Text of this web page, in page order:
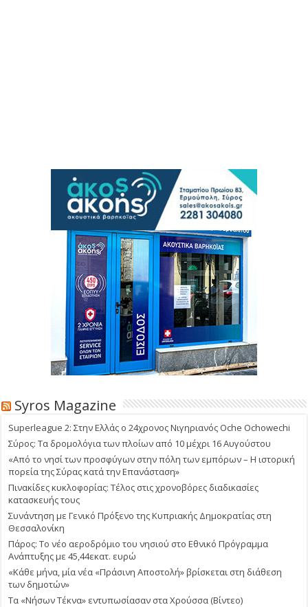
Syros Magazine
Superleague 2: Στην Ελλάς ο 24χρονος Νιγηριανός Oche Ochowechi
Σύρος: Τα δρομολόγια των πλοίων από 10 μέχρι 16 Αυγούστου
«Από το νησί των προσφύγων στην πόλη των εμπόρων – Η ιστορική
πορεία της Σύρας κατά την Επανάσταση»
Πινακίδες κυκλοφορίας: Τέλος στις χρονοβόρες διαδικασίες
κατασκευής τους
Συνάντηση με Γενικό Πρόξενο της Κυπριακής Δημοκρατίας στη
Θεσσαλονίκη
Πάρος: Το νέο αεροδρόμιο του νησιού στο Εθνικό Πρόγραμμα
Ανάπτυξης με 45,44εκατ. ευρώ
«Κάθε μήνα, μία νέα «Πράσινη Αποστολή» βρίσκεται στη διάθεση
των δημοτών»
Τα «Νήσων Τέκνα» εντυπωσίασαν στα Χρούσσα (Βίντεο)